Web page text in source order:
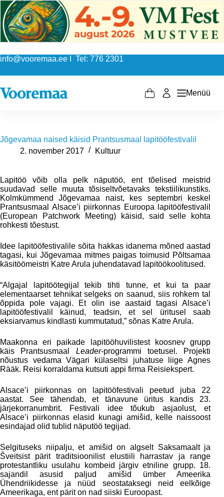
Skip
to
content
info@vooremaa.ee I Tel: 776 2301
Shopping
Menüü
Jõgevamaa naised käisid Prantsusmaal lapitööfestivalil
2. november 2017
Kultuur
Lapitöö võib olla pelk näputöö, ent tõelised meistrid
suudavad selle muuta tõsiseltvõetavaks tekstiilikunstiks.
Kolmkümmend Jõgevamaa naist, kes septembri keskel
Prantsusmaal Alsace’i piirkonnas Euroopa lapitööfestivalil
(European Patchwork Meeting) käisid, said selle kohta
rohkesti tõestust.
Idee lapitööfestivalile sõita hakkas idanema mõned aastad
tagasi, kui Jõgevamaa mitmes paigas toimusid Põltsamaa
käsitöömeistri Katre Arula juhendatavad lapitöökoolitused.
“Algajal lapitöötegijal tekib tihti tunne, et kui ta paar
elementaarset tehnikat selgeks on saanud, siis rohkem tal
õppida pole vajagi. Et olin ise aastaid tagasi Alsace’i
lapitööfestivalil käinud, teadsin, et sel üritusel saab
eksiarvamus kindlasti kummutatud,” sõnas Katre Arula.
Maakonna eri paikade lapitööhuvilistest koosnev grupp
käis Prantsusmaal Leader-programmi toetusel. Projekti
nõustus vedama Vägari külaseltsi juhatuse liige Agnes
Rääk. Reisi korraldama kutsuti appi firma Reisiekspert.
Alsace’i piirkonnas on lapitööfestivali peetud juba 22
aastat. See tähendab, et tänavune üritus kandis 23.
järjekorranumbrit. Festivali idee tõukub asjaolust, et
Alsace’i piirkonnas elasid kunagi amišid, kelle naissoost
esindajad olid tublid näputöö tegijad.
Selgituseks niipalju, et amišid on algselt Saksamaalt ja
Šveitsist pärit traditsioonilist elustiili harrastav ja range
protestantliku usulahu kombeid järgiv etniline grupp. 18.
sajandil asusid paljud amišid ümber Ameerika
Ühendriikidesse ja nüüd seostataksegi neid eelkõige
Ameerikaga, ent pärit on nad siiski Euroopast.